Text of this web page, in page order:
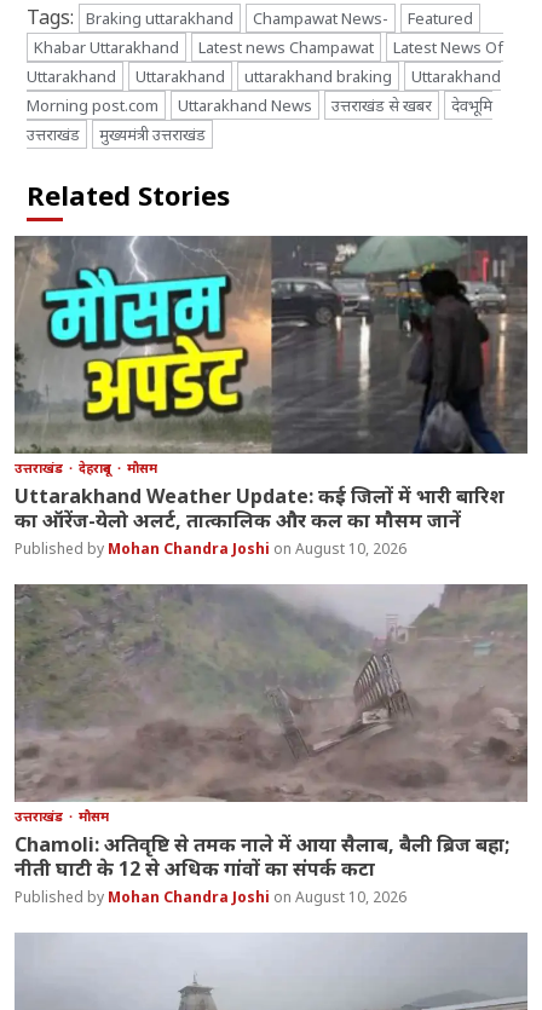
Tags: Braking uttarakhand Champawat News-
Featured
Khabar Uttarakhand
Latest news Champawat
Latest News Of
Uttarakhand
Uttarakhand uttarakhand braking
Uttarakhand
Morning post.com
Uttarakhand News उत्तराखंड से खबर
देवभूमि
उत्तराखंड
मुख्यमंत्री उत्तराखंड
Related Stories
उत्तराखंड देहरादून मौसम
Uttarakhand Weather Update: कई जिलों में भारी बारिश
का ऑरेंज-येलो अलर्ट, तात्कालिक और कल का मौसम जानें
Mohan Chandra Joshi August 10, 2026
उत्तराखंड मौसम
Chamoli: अतिवृष्टि से तमक नाले में आया सैलाब, बैली ब्रिज बहा;
नीती घाटी के 12 से अधिक गांवों का संपर्क कटा
Mohan Chandra Joshi August 10, 2026